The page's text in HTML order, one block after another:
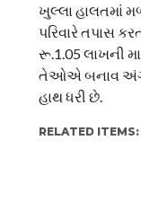
ખુલ્લા હાલતમાં
પરિવારે તપાસ
રૂ.1.05 લાખની
તેઓએ બનાવ અંગે
હાથ ધરી છે.
RELATED ITEMS: